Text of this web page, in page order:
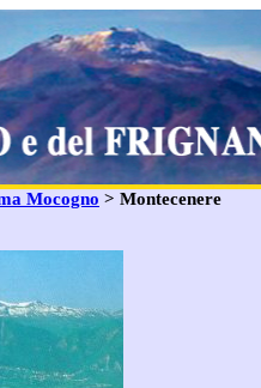
Mocogno > Montecenere